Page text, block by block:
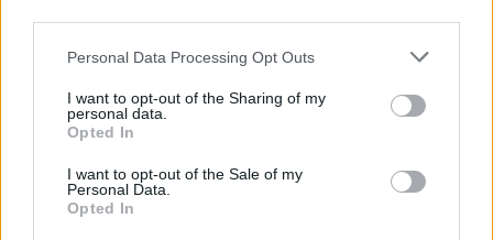
Personal Data Processing Opt Outs
I want to opt-out of the Sharing of my
personal data.
Opted In
I want to opt-out of the Sale of my
Personal Data.
Opted In
sunaikino pasienio punktą, rusų kareiviams teko
pasiduoti
Žinios | Pasaulis
Kyjivo pajėgos, pasistūmėjusios 35 km į priekį, dalijasi